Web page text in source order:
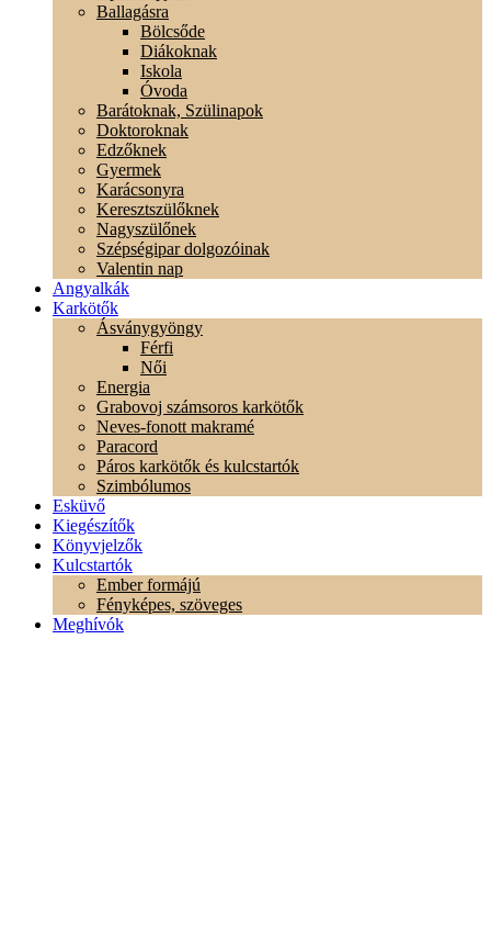
Ballagásra
Bölcsőde
Diákoknak
Iskola
Óvoda
Barátoknak, Szülinapok
Doktoroknak
Edzőknek
Gyermek
Karácsonyra
Keresztszülőknek
Nagyszülőnek
Szépségipar dolgozóinak
Valentin nap
Angyalkák
Karkötők
Ásványgyöngy
Férfi
Női
Energia
Grabovoj számsoros karkötők
Neves-fonott makramé
Paracord
Páros karkötők és kulcstartók
Szimbólumos
Esküvő
Kiegészítők
Könyvjelzők
Kulcstartók
Ember formájú
Fényképes, szöveges
Meghívók